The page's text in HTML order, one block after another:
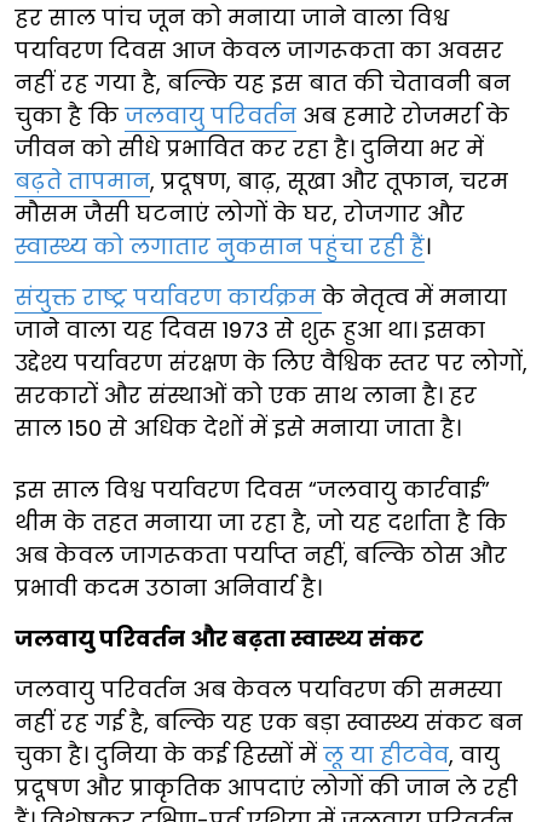
हर साल पांच जून को मनाया जाने वाला विश्व
पर्यावरण दिवस आज केवल जागरूकता का अवसर
नहीं रह गया है, बल्कि यह इस बात की चेतावनी बन
चुका है कि जलवायु परिवर्तन अब हमारे रोजमर्रा के
जीवन को सीधे प्रभावित कर रहा है। दुनिया भर में
बढ़ते तापमान, प्रदूषण, बाढ़, सूखा और तूफान, चरम
मौसम जैसी घटनाएं लोगों के घर, रोजगार और
स्वास्थ्य को लगातार नुकसान पहुंचा रही हैं।
संयुक्त राष्ट्र पर्यावरण कार्यक्रम के नेतृत्व में मनाया
जाने वाला यह दिवस 1973 से शुरू हुआ था। इसका
उद्देश्य पर्यावरण संरक्षण के लिए वैश्विक स्तर पर लोगों,
सरकारों और संस्थाओं को एक साथ लाना है। हर
साल 150 से अधिक देशों में इसे मनाया जाता है।
इस साल विश्व पर्यावरण दिवस “जलवायु कार्रवाई”
थीम के तहत मनाया जा रहा है, जो यह दर्शाता है कि
अब केवल जागरूकता पर्याप्त नहीं, बल्कि ठोस और
प्रभावी कदम उठाना अनिवार्य है।
जलवायु परिवर्तन और बढ़ता स्वास्थ्य संकट
जलवायु परिवर्तन अब केवल पर्यावरण की समस्या
नहीं रह गई है, बल्कि यह एक बड़ा स्वास्थ्य संकट बन
चुका है। दुनिया के कई हिस्सों में लू या हीटवेव, वायु
प्रदूषण और प्राकृतिक आपदाएं लोगों की जान ले रही